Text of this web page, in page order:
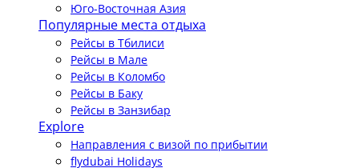
Юго-Восточная Азия
Популярные места отдыха
Рейсы в Тбилиси
Рейсы в Мале
Рейсы в Коломбо
Рейсы в Баку
Рейсы в Занзибар
Explore
Направления с визой по прибытии
flydubai Holidays